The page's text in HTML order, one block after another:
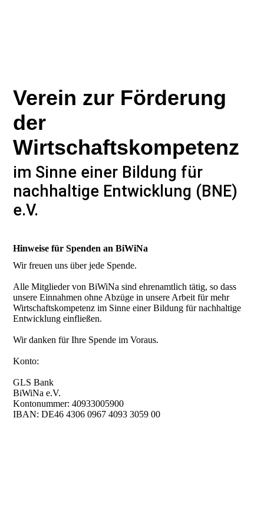
Verein zur Förderung
der
Wirtschaftskompetenz
im Sinne einer Bildung für
nachhaltige Entwicklung (BNE)
e.V.
Hinweise für Spenden an BiWiNa
Wir freuen uns über jede Spende.
Alle Mitglieder von BiWiNa sind ehrenamtlich tätig, so dass
unsere Einnahmen ohne Abzüge in unsere Arbeit für mehr
Wirtschaftskompetenz im Sinne einer Bildung für nachhaltige
Entwicklung einfließen.
Wir danken für Ihre Spende im Voraus.
Konto:
GLS Bank
BiWiNa e.V.
Kontonummer: 40933005900
IBAN: DE46 4306 0967 4093 3059 00